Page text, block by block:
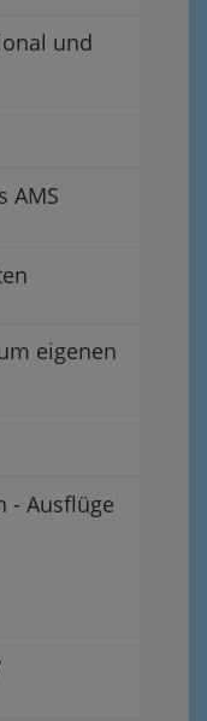
und
AMS
eigenen
- Ausflüge